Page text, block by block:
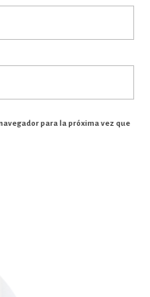
para la próxima vez que